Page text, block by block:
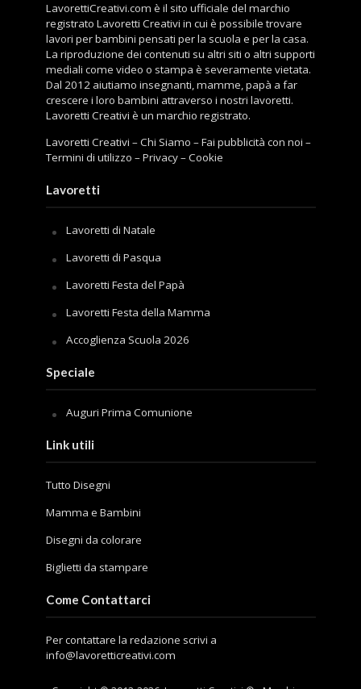
LavorettiCreativi.com è il sito ufficiale del marchio
registrato Lavoretti Creativi in cui è possibile trovare
lavori per bambini pensati per la scuola e per la casa.
La riproduzione dei contenuti su altri siti o altri supporti
mediali come video o stampa è severamente vietata.
Dal 2012 aiutiamo insegnanti, mamme, papà a far
crescere i loro bambini attraverso i nostri lavoretti.
Lavoretti Creativi è un marchio registrato.
Lavoretti Creativi –Chi Siamo –Fai pubblicità con noi –
Termini di utilizzo –Privacy–Cookie
Lavoretti
Lavoretti di Natale
Lavoretti di Pasqua
Lavoretti Festa del Papà
Lavoretti Festa della Mamma
Accoglienza Scuola 2026
Speciale
Auguri Prima Comunione
Link utili
Tutto Disegni
Mamma e Bambini
Disegni da colorare
Biglietti da stampare
Come Contattarci
Per contattare la redazione scrivi a
info@lavoretticreativi.com